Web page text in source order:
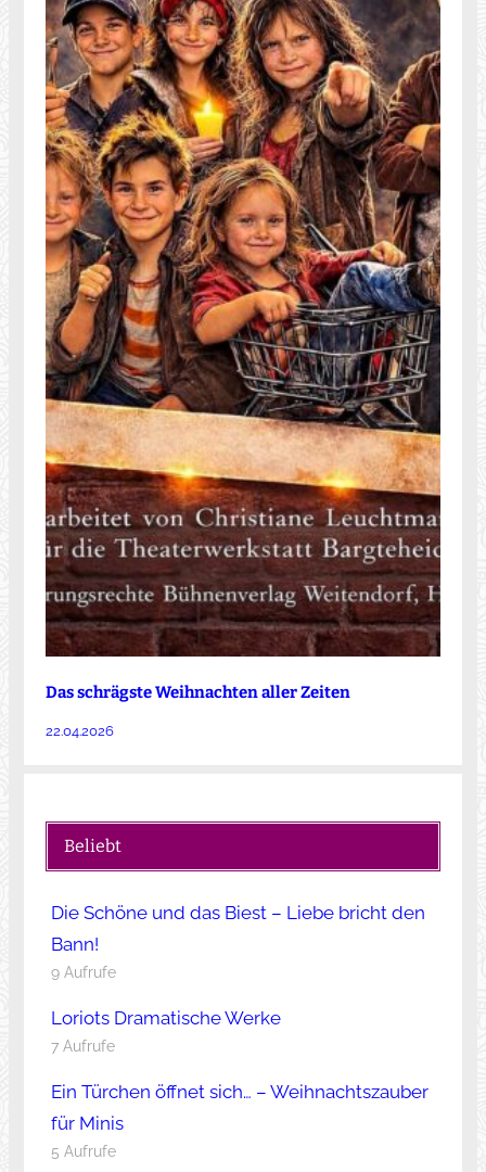
Das schrägste Weihnachten aller Zeiten
22.04.2026
Beliebt
Die Schöne und das Biest – Liebe bricht den
Bann!
9 Aufrufe
Loriots Dramatische Werke
7 Aufrufe
Ein Türchen öffnet sich… – Weihnachtszauber
für Minis
5 Aufrufe